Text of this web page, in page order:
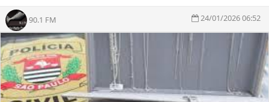
90.1 FM 24/01/2026 06:52